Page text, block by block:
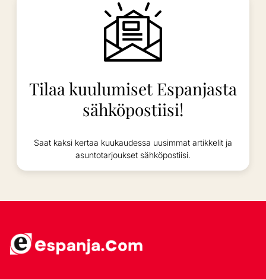
Tilaa kuulumiset Espanjasta
sähköpostiisi!
Saat kaksi kertaa kuukaudessa uusimmat artikkelit ja
asuntotarjoukset sähköpostiisi.